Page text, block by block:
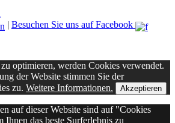
| Besuchen Sie uns auf Facebook
optimieren, werden Cookies verwendet.
der Website stimmen Sie der
zu. Weitere Informationen. Akzeptieren
auf dieser Website sind auf "Cookies
Ihnen das beste Surferlebnis zu